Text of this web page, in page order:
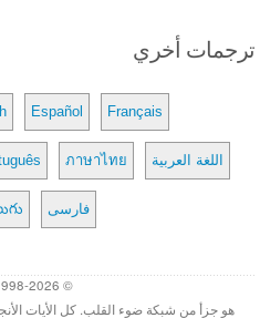
ترجمات أخري
Español Français
ภาษาไทย اللغة العربية
فارسی
© 1998-2026 Heartlight, Inc. Verseoftheday.com
هو جزأ من شبكة ضوء القلب. كل الأيات